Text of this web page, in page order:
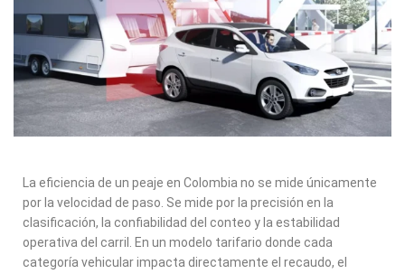
La eficiencia de un peaje en Colombia no se mide únicamente
por la velocidad de paso. Se mide por la precisión en la
clasificación, la confiabilidad del conteo y la estabilidad
operativa del carril. En un modelo tarifario donde cada
categoría vehicular impacta directamente el recaudo, el